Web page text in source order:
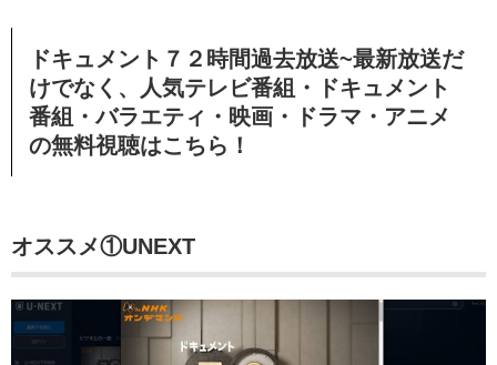
ドキュメント７２時間過去放送~最新放送だ
けでなく、人気テレビ番組・ドキュメント
番組・バラエティ・映画・ドラマ・アニメ
の無料視聴はこちら！
オススメ①UNEXT